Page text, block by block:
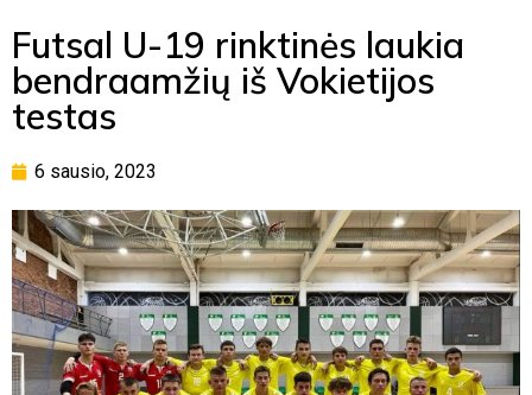
Futsal U-19 rinktinės laukia
bendraamžių iš Vokietijos
testas
6 sausio, 2023